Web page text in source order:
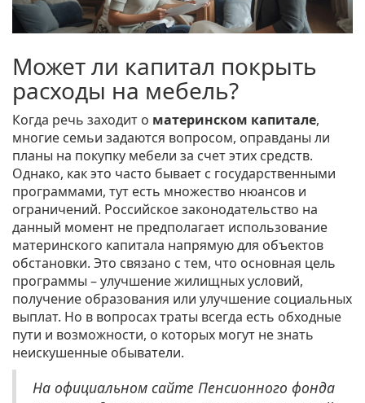
Может ли капитал покрыть
расходы на мебель?
Когда речь заходит о материнском капитале,
многие семьи задаются вопросом, оправданы ли
планы на покупку мебели за счет этих средств.
Однако, как это часто бывает с государственными
программами, тут есть множество нюансов и
ограничений. Российское законодательство на
данный момент не предполагает использование
материнского капитала напрямую для объектов
обстановки. Это связано с тем, что основная цель
программы – улучшение жилищных условий,
получение образования или улучшение социальных
выплат. Но в вопросах траты всегда есть обходные
пути и возможности, о которых могут не знать
неискушенные обыватели.
На официальном сайте Пенсионного фонда